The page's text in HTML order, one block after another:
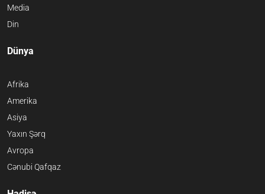
Media
Din
Dünya
Afrika
Amerika
Asiya
Yaxın Şərq
Avropa
Cənubi Qafqaz